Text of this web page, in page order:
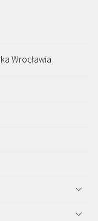
Wrocławia